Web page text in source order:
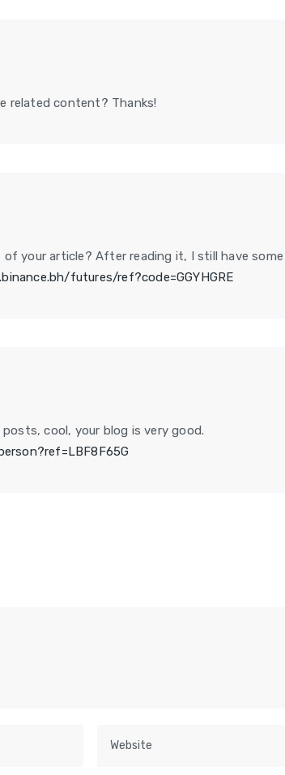
related content? Thanks!
your article? After reading it, I still have some
futures/ref?code=GGYHGRE
cool, your blog is very good.